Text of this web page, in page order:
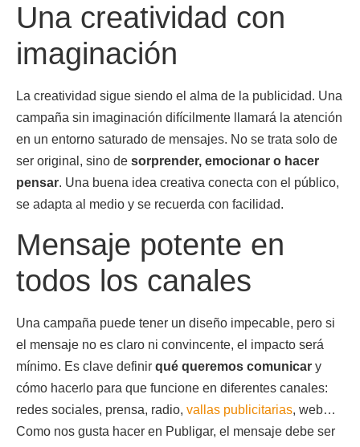
Una creatividad con
imaginación
La creatividad sigue siendo el alma de la publicidad. Una
campaña sin imaginación difícilmente llamará la atención
en un entorno saturado de mensajes. No se trata solo de
ser original, sino de sorprender, emocionar o hacer
pensar. Una buena idea creativa conecta con el público,
se adapta al medio y se recuerda con facilidad.
Mensaje potente en
todos los canales
Una campaña puede tener un diseño impecable, pero si
el mensaje no es claro ni convincente, el impacto será
mínimo. Es clave definir qué queremos comunicar y
cómo hacerlo para que funcione en diferentes canales:
redes sociales, prensa, radio, vallas publicitarias, web…
Como nos gusta hacer en Publigar, el mensaje debe ser